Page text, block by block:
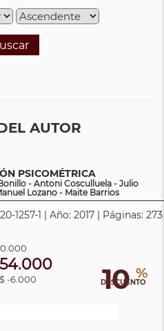
AUTOR
PSICOMÉTRICA
- Antoni Cosculluela - Julio
Lozano - Maite Barrios
1257-1 | Año: 2017 | Páginas: 273
10 %
DESCUENTO
-6.000